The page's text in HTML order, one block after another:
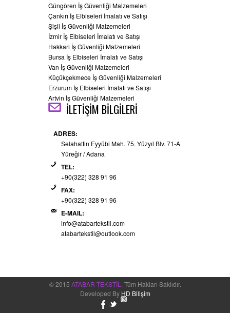
Güngören İş Güvenliği Malzemeleri
Çankırı İş Elbiseleri İmalatı ve Satışı
Şişli İş Güvenliği Malzemeleri
İzmir İş Elbiseleri İmalatı ve Satışı
Hakkari İş Güvenliği Malzemeleri
Bursa İş Elbiseleri İmalatı ve Satışı
Van İş Güvenliği Malzemeleri
Küçükçekmece İş Güvenliği Malzemeleri
Erzurum İş Elbiseleri İmalatı ve Satışı
Artvin İş Güvenliği Malzemeleri
İLETİŞİM BİLGİLERİ
ADRES:
Selahattin Eyyübi Mah. 75. Yüzyıl Blv. 71-A
Yüreğir / Adana
TEL:
+90(322) 328 91 96
FAX:
+90(322) 328 91 96
E-MAIL:
info@atabartekstil.com
atabartekstil@outlook.com
© 2015 ATABAR TEKSTİL
. Tüm Hakları Saklıdır.
Developed By HD Bilişim